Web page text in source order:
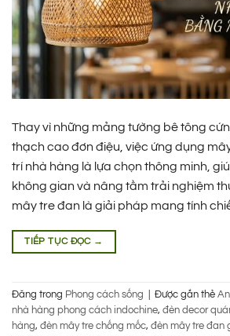
Thay vì những mảng tường bê tông
thạch cao đơn điệu, việc ứng dụng
trí nhà hàng là lựa chọn thông minh,
không gian và nâng tầm trải nghiệm
mây tre đan là giải pháp mang tính
TIẾP TỤC ĐỌC →
Đăng trong Phong cách sống Được gắn thẻ
nhà hàng phong cách indochine, đèn decor
hàng, đèn mây tre chống mốc, đèn mây tre đan